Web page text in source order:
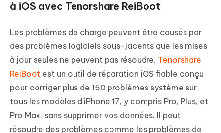
à iOS avec Tenorshare ReiBoot
Les problèmes de charge peuvent être causés par
des problèmes logiciels sous-jacents que les mises
à jour seules ne peuvent pas résoudre. Tenorshare
ReiBoot est un outil de réparation iOS fiable conçu
pour corriger plus de 150 problèmes système sur
tous les modèles d'iPhone 17, y compris Pro, Plus, et
Pro Max, sans supprimer vos données. Il peut
résoudre des problèmes comme les problèmes de